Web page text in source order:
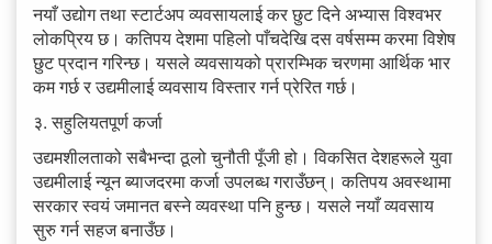
नयाँ उद्योग तथा स्टार्टअप व्यवसायलाई कर छुट दिने अभ्यास विश्वभर
लोकप्रिय छ। कतिपय देशमा पहिलो पाँचदेखि दस वर्षसम्म करमा विशेष
छुट प्रदान गरिन्छ। यसले व्यवसायको प्रारम्भिक चरणमा आर्थिक भार
कम गर्छ र उद्यमीलाई व्यवसाय विस्तार गर्न प्रेरित गर्छ।
३. सहुलियतपूर्ण कर्जा
उद्यमशीलताको सबैभन्दा ठूलो चुनौती पूँजी हो। विकसित देशहरूले युवा
उद्यमीलाई न्यून ब्याजदरमा कर्जा उपलब्ध गराउँछन्। कतिपय अवस्थामा
सरकार स्वयं जमानत बस्ने व्यवस्था पनि हुन्छ। यसले नयाँ व्यवसाय
सुरु गर्न सहज बनाउँछ।